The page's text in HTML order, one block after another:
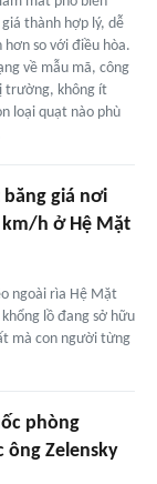
thành hợp lý, dễ
so với điều hòa.
về mẫu mã, công
trường, không ít
loại quạt nào phù
giá nơi
h ở Hệ Mặt
ngoài rìa Hệ Mặt
lồ đang sở hữu
mà con người từng
phòng
ông Zelensky